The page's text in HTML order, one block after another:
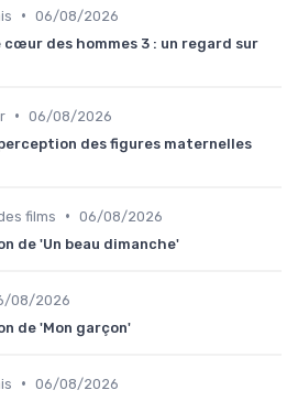
• 06/08/2026
des hommes 3 : un regard sur
• 06/08/2026
des figures maternelles
films • 06/08/2026
de 'Un beau dimanche'
08/2026
de 'Mon garçon'
• 06/08/2026